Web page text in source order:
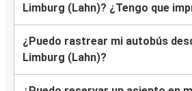
Limburg (Lahn)? ¿Tengo que
¿Puedo rastrear mi autobús
Limburg (Lahn)?